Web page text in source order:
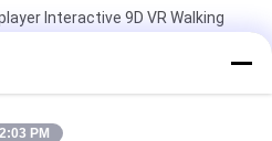
Interactive 9D VR Walking
Game Machine Dengan 6
2:03 PM